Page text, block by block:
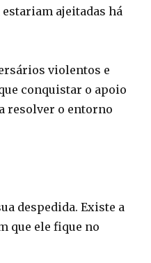
ajeitadas há
violentos e
conquistar o apoio
resolver o entorno
despedida. Existe a
que ele fique no